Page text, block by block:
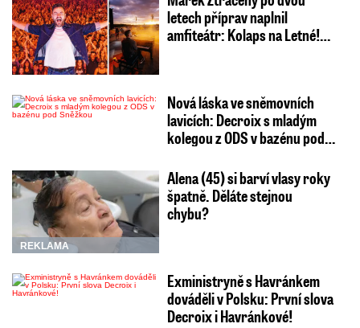
letech příprav naplnil
amfiteátr: Kolaps na Letné!…
Nová láska ve sněmovních
lavicích: Decroix s mladým
kolegou z ODS v bazénu pod…
REKLAMA
Alena (45) si barví vlasy roky
špatně. Děláte stejnou
chybu?
Exministryně s Havránkem
dováděli v Polsku: První slova
Decroix i Havránkové!